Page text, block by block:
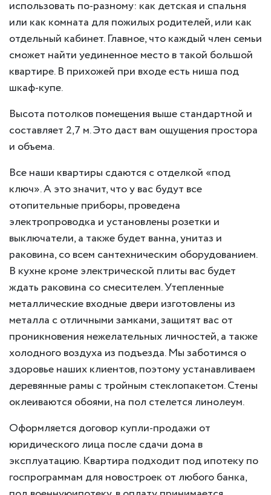
использовать по-разному: как детская и спальня
или как комната для пожилых родителей, или как
отдельный кабинет. Главное, что каждый член семьи
сможет найти уединенное место в такой большой
квартире. В прихожей при входе есть ниша под
шкаф-купе.
Высота потолков помещения выше стандартной и
составляет 2,7 м. Это даст вам ощущения простора
и объема.
Все наши квартиры сдаются с отделкой «под
ключ». А это значит, что у вас будут все
отопительные приборы, проведена
электропроводка и установлены розетки и
выключатели, а также будет ванна, унитаз и
раковина, со всем сантехническим оборудованием.
В кухне кроме электрической плиты вас будет
ждать раковина со смесителем. Утепленные
металлические входные двери изготовлены из
металла с отличными замками, защитят вас от
проникновения нежелательных личностей, а также
холодного воздуха из подъезда. Мы заботимся о
здоровье наших клиентов, поэтому устанавливаем
деревянные рамы с тройным стеклопакетом. Стены
оклеиваются обоями, на пол стелется линолеум.
Оформляется договор купли-продажи от
юридического лица после сдачи дома в
эксплуатацию. Квартира подходит под ипотеку по
госпрограммам для новостроек от любого банка,